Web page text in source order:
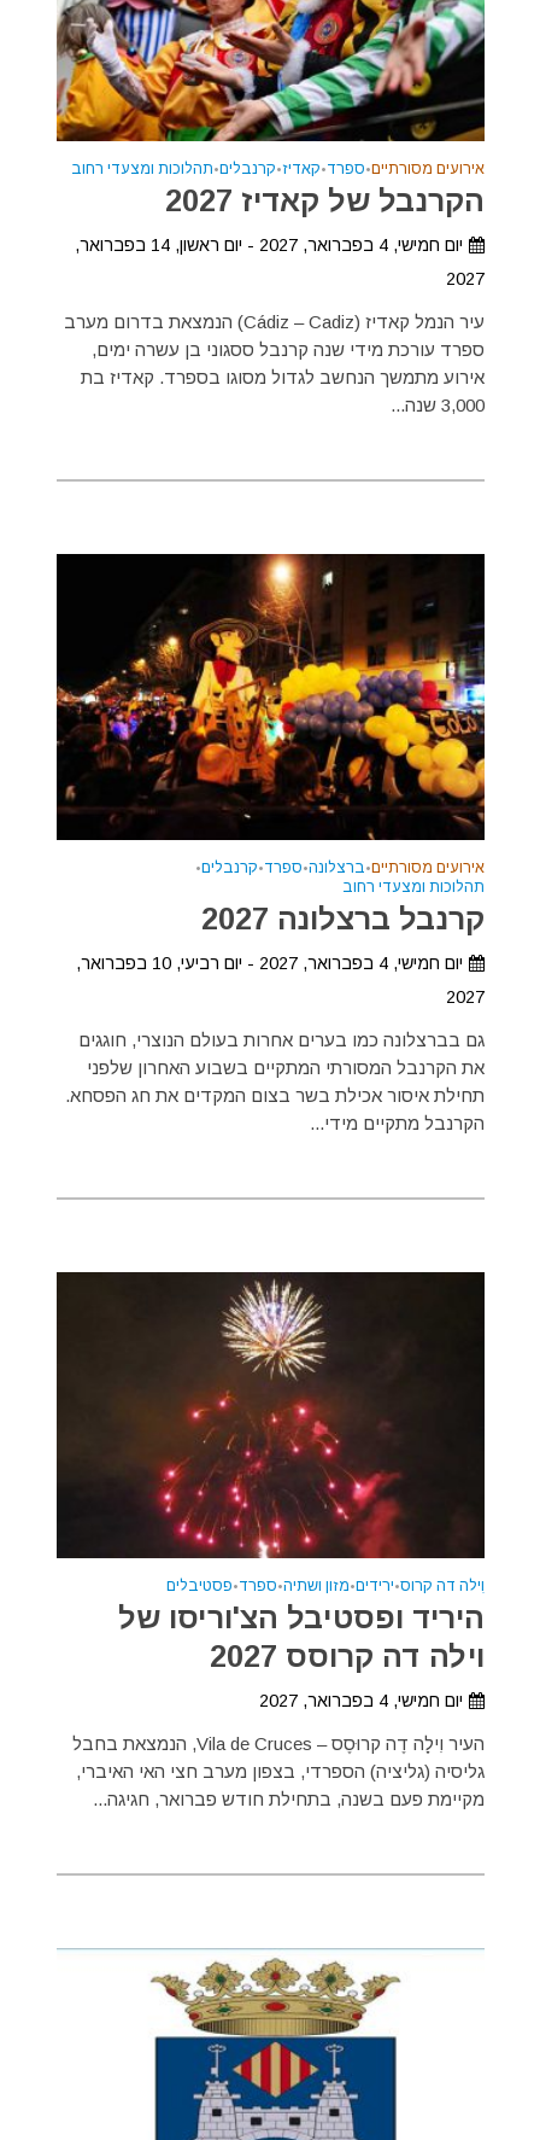
אירועים מסורתיים•ספרד•קאדיז•קרנבלים•תהלוכות ומצעדי רחוב
הקרנבל של קאדיז 2027
יום חמישי, 4 בפברואר, 2027 - יום ראשון, 14 בפברואר,
2027
עיר הנמל קאדיז (Cádiz – Cadiz) הנמצאת בדרום מערב
ספרד עורכת מידי שנה קרנבל ססגוני בן עשרה ימים,
אירוע מתמשך הנחשב לגדול מסוגו בספרד. קאדיז בת
3,000 שנה...
אירועים מסורתיים•ברצלונה•ספרד•קרנבלים•
תהלוכות ומצעדי רחוב
קרנבל ברצלונה 2027
יום חמישי, 4 בפברואר, 2027 - יום רביעי, 10 בפברואר,
2027
גם בברצלונה כמו בערים אחרות בעולם הנוצרי, חוגגים
את הקרנבל המסורתי המתקיים בשבוע האחרון שלפני
תחילת איסור אכילת בשר בצום המקדים את חג הפסחא.
הקרנבל מתקיים מידי...
וִילה דה קרוס•ירידים•מזון ושתיה•ספרד•פסטיבלים
היריד ופסטיבל הצ'וריסו של
וילה דה קרוסס 2027
יום חמישי, 4 בפברואר, 2027
העיר וִילָה דֶה קרוּסֶס – Vila de Cruces, הנמצאת בחבל
גליסיה (גליציה) הספרדי, בצפון מערב חצי האי האיברי,
מקיימת פעם בשנה, בתחילת חודש פברואר, חגיגה...